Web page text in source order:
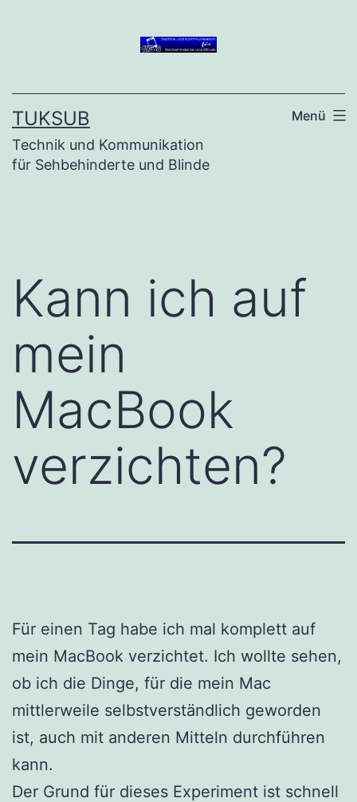
TUKSUB
Technik und Kommunikation
für Sehbehinderte und Blinde
Menü
Kann ich auf
mein
MacBook
verzichten?
Für einen Tag habe ich mal komplett auf
mein MacBook verzichtet. Ich wollte sehen,
ob ich die Dinge, für die mein Mac
mittlerweile selbstverständlich geworden
ist, auch mit anderen Mitteln durchführen
kann.
Der Grund für dieses Experiment ist schnell